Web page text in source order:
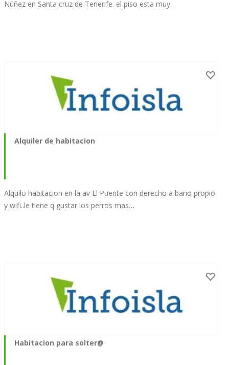
Núñez en Santa cruz de Tenerife. el piso esta muy…
Alquiler de habitacion
Alquilo habitacion en la av El Puente con derecho a baño propio
y wifi..le tiene q gustar los perros mas…
Habitacion para solter@